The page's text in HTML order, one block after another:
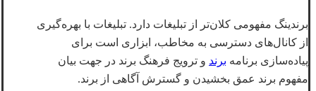
برندینگ مفهومی کلان‌تر از تبلیغات دارد. تبلیغات با بهره‌گیری
از کانال‌های دسترسی به مخاطب، ابزاری است برای
پیاده‌سازی برنامه برند و ترویج فرهنگ برند در جهت بیان
مفهوم برند عمق بخشیدن و گسترش آگاهی از برند.